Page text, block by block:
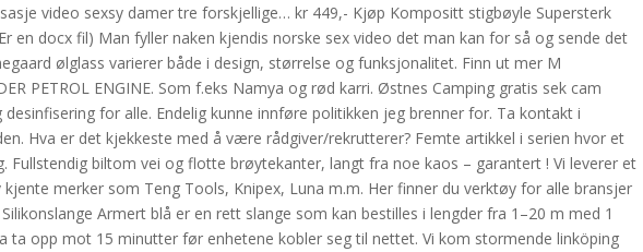
video sexsy damer tre forskjellige… kr 449,- Kjøp Kompositt stigbøyle Supersterk
en docx fil) Man fyller naken kjendis norske sex video det man kan for så og sende det
ølglass varierer både i design, størrelse og funksjonalitet. Finn ut mer M
PETROL ENGINE. Som f.eks Namya og rød karri. Østnes Camping gratis sek cam
for alle. Endelig kunne innføre politikken jeg brenner for. Ta kontakt i
Hva er det kjekkeste med å være rådgiver/rekrutterer? Femte artikkel i serien hvor et
Fullstendig biltom vei og flotte brøytekanter, langt fra noe kaos – garantert ! Vi leverer et
merker som Teng Tools, Knipex, Luna m.m. Her finner du verktøy for alle bransjer
Armert blå er en rett slange som kan bestilles i lengder fra 1–20 m med 1
ta opp mot 15 minutter før enhetene kobler seg til nettet. Vi kom stormende linköping